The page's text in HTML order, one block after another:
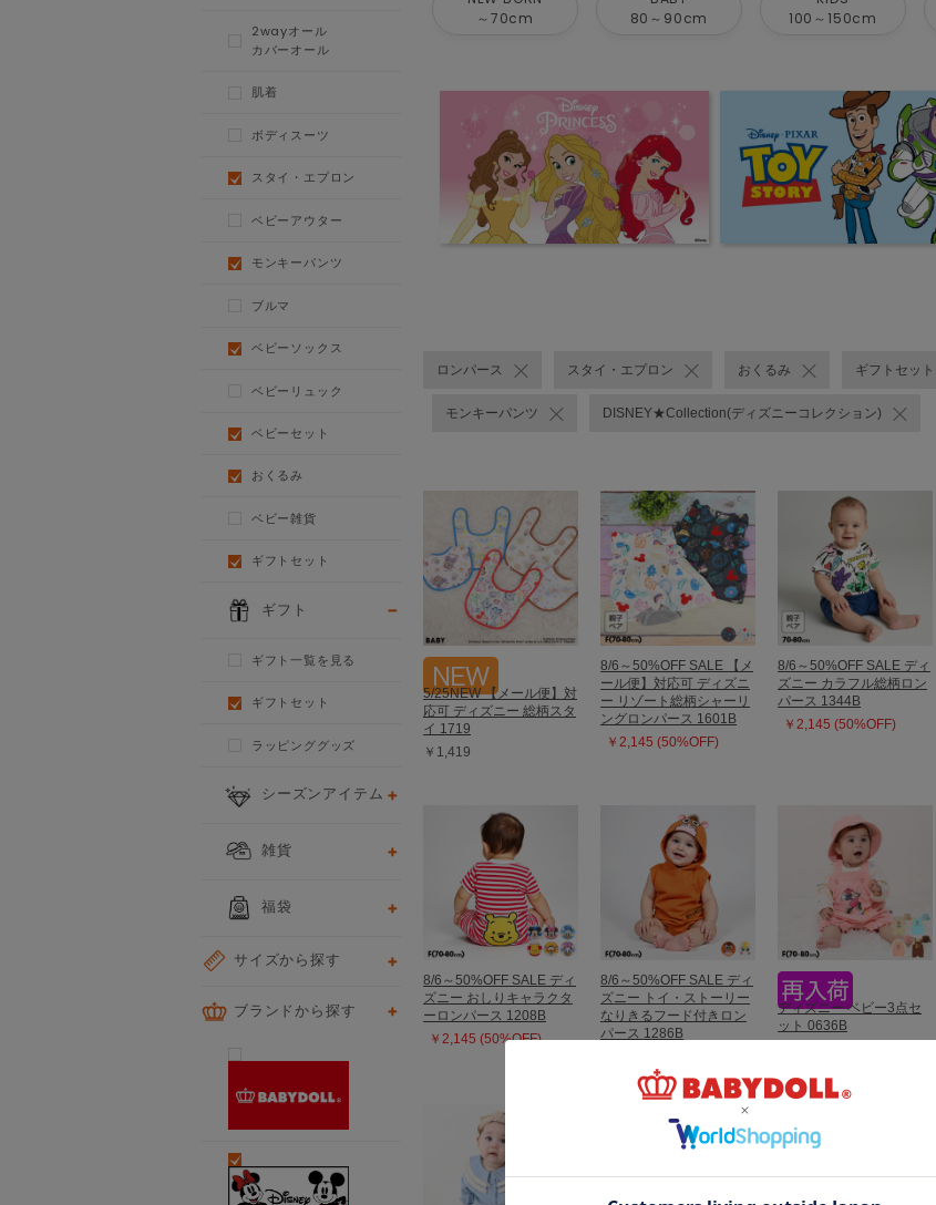
～70cm
80～90cm
100～150cm
ロンパース スタイ・エプロン おくるみ ギフトセット
モンキーパンツ DISNEY★Collection(ディズニーコレクション)
5/25NEW 【メール便】対
応可 ディズニー 総柄スタ
イ 1719
￥1,419
8/6～50%OFF SALE 【メ
ール便】対応可 ディズニ
ー リゾート総柄シャーリ
ングロンパース 1601B
￥2,145 (50%OFF)
8/6～50%OFF SALE ディ
ズニー カラフル総柄ロン
パース 1344B
￥2,145 (50%OFF)
8/6～50%OFF SALE ディ
ズニー おしりキャラクタ
ーロンパース 1208B
￥2,145 (50%OFF)
8/6～50%OFF SALE ディ
ズニー トイ・ストーリー
なりきるフード付きロン
パース 1286B
ディズニー ベビー3点セ
ット 0636B
2wayオール
カバーオール
肌着
ボディスーツ
スタイ・エプロン
ベビーアウター
モンキーパンツ
ブルマ
ベビーソックス
ベビーリュック
ベビーセット
おくるみ
ベビー雑貨
ギフトセット
ギフト
ギフト一覧を見る
ギフトセット
ラッピンググッズ
シーズンアイテム
雑貨
福袋
サイズから探す
ブランドから探す